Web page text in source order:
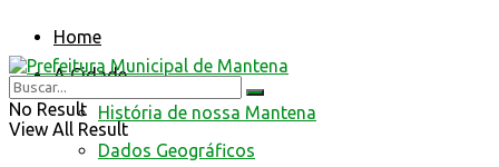
Home
A Cidade
História de nossa Mantena
Dados Geográficos
No Result
View All Result